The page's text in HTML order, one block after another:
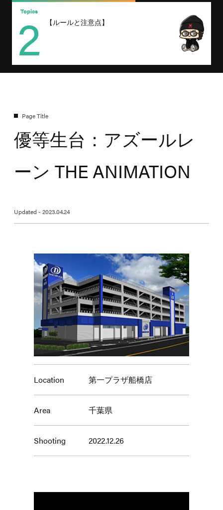
【ルールと注意点】
Topics
2
優等生台：アズールレ
ーン THE ANIMATION
Updated - 2023.04.24
Location 第一プラザ船橋店
Area 千葉県
Shooting 2022.12.26